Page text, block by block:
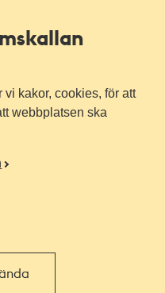
kakor, cookies, för att
webbplatsen ska